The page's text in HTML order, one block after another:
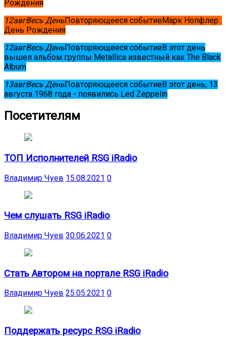
Рождения
12авгВесь ДеньПовторяющееся событиеМарк Нопфлер .
День Рождения
12авгВесь ДеньПовторяющееся событиеВ этот день
вышел альбом группы Metallica известный как The Black
Album
13авгВесь ДеньПовторяющееся событиеВ этот день, 13
августа 1968 года - появились Led Zeppelin
Посетителям
ТОП Исполнителей RSG iRadio
Владимир Чуев 15.08.2021 0
Чем слушать RSG iRadio
Владимир Чуев 30.06.2021 0
Стать Автором на портале RSG iRadio
Владимир Чуев 25.05.2021 0
Поддержать ресурс RSG iRadio